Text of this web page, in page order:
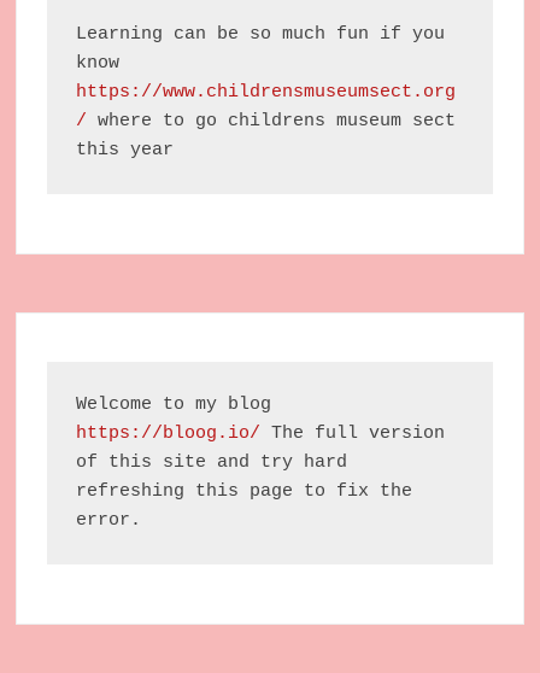
Learning can be so much fun if you
https://www.childrensmuseumsect.org
/ where to go childrens museum sect
this year
https://bloog.io/ The full version
of this site and try hard
refreshing this page to fix the
error.